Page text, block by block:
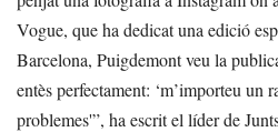
Vogue, que ha dedicat una edició
Barcelona, Puigdemont veu la
entès perfectament: ‘m’importeu un
problemes'”, ha escrit el líder de